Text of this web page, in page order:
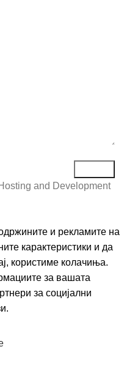
and Development
и рекламите на
карактеристики и да
користиме колачиња.
за вашата
за социјални